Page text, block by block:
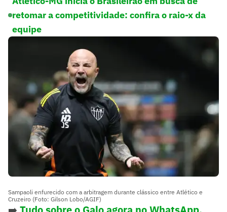
retomar a competitividade: confira o raio-x da
equipe
Sampaoli enfurecido com a arbitragem durante clássico entre Atlético e
Cruzeiro (Foto: Gilson Lobo/AGIF)